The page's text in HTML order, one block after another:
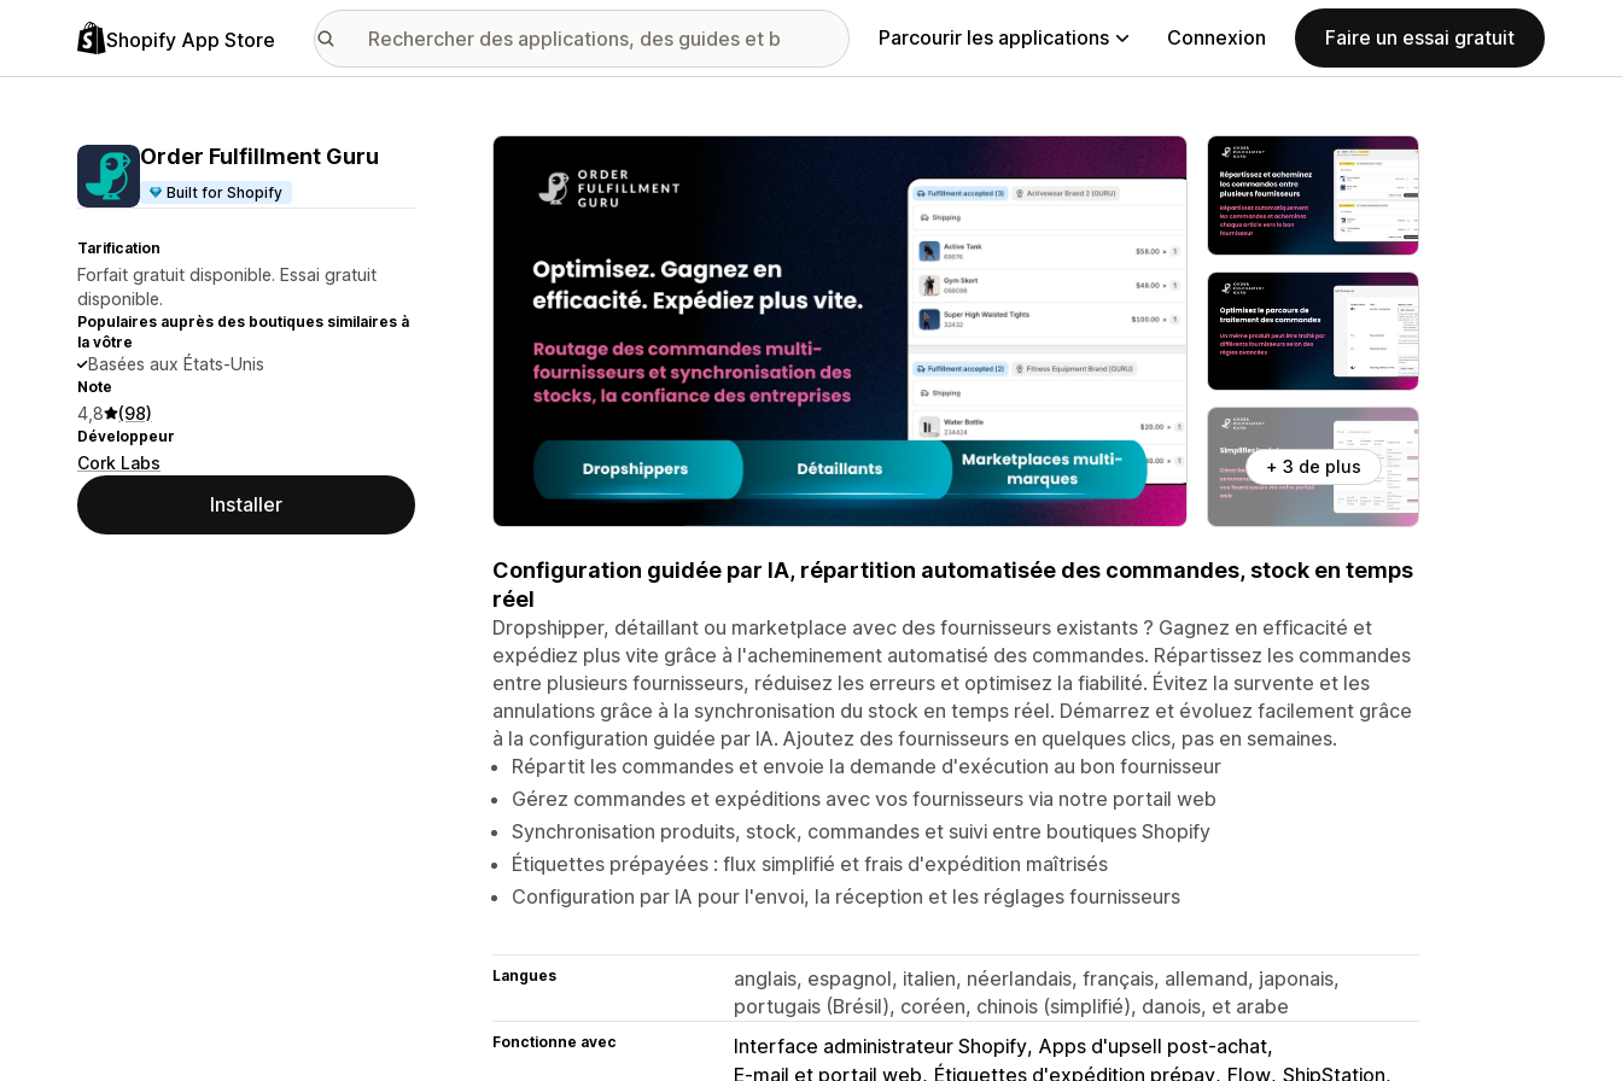
Shopify App Store Parcourir les applications Connexion Faire un essai gratuit
Order Fulfillment Guru
Built for Shopify
Tarification
Forfait gratuit disponible. Essai gratuit
disponible.
Populaires auprès des boutiques similaires à
la vôtre
Basées aux États-Unis
Note
4,8 (98)
Développeur
Cork Labs
Installer
Galerie d’images vedette
+ 3 de plus
Configuration guidée par IA, répartition automatisée des commandes, stock en temps
réel
Dropshipper, détaillant ou marketplace avec des fournisseurs existants ? Gagnez en efficacité et
expédiez plus vite grâce à l'acheminement automatisé des commandes. Répartissez les commandes
entre plusieurs fournisseurs, réduisez les erreurs et optimisez la fiabilité. Évitez la survente et les
annulations grâce à la synchronisation du stock en temps réel. Démarrez et évoluez facilement grâce
à la configuration guidée par IA. Ajoutez des fournisseurs en quelques clics, pas en semaines.
Répartit les commandes et envoie la demande d'exécution au bon fournisseur
Gérez commandes et expéditions avec vos fournisseurs via notre portail web
Synchronisation produits, stock, commandes et suivi entre boutiques Shopify
Étiquettes prépayées : flux simplifié et frais d'expédition maîtrisés
Configuration par IA pour l'envoi, la réception et les réglages fournisseurs
Langues
anglais, espagnol, italien, néerlandais, français, allemand, japonais,
portugais (Brésil), coréen, chinois (simplifié), danois, et arabe
Fonctionne avec Interface administrateur Shopify Apps d'upsell post-achat
E-mail et portail web Étiquettes d'expédition prépay Flow ShipStation